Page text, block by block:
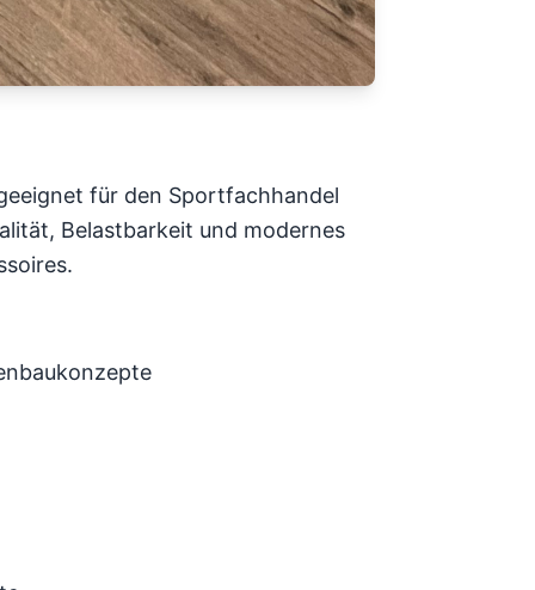
für den Sportfachhandel
Belastbarkeit und modernes